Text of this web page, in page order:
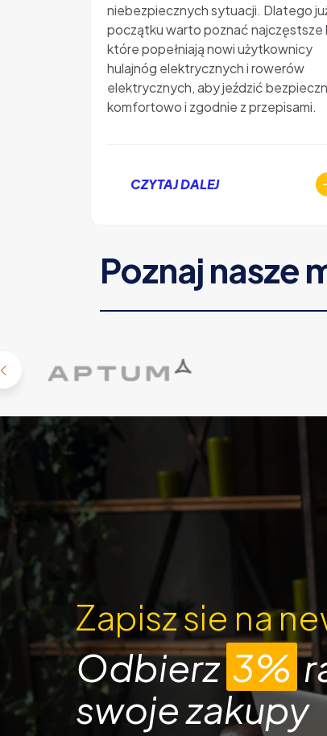
niebezpiecznych sytuacji. Dlatego
początku warto poznać najczęstsze
które popełniają nowi użytkownicy
hulajnóg elektrycznych i rowerów
elektrycznych, aby jeździć
komfortowo i zgodnie z przepisami.
CZYTAJ DALEJ
Poznaj nasze
Zapisz sie na
Odbierz3%
swoje zakupy